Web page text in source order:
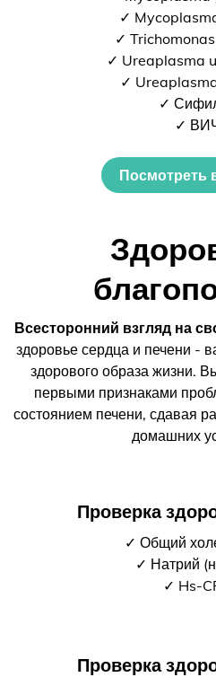
✓
✓
✓ Ureaplasma
✓
✓
✓
Посмотреть
Всесторонний взгляд на
здоровье сердца и печени -
здорового образа жизни.
первыми признаками
состоянием печени, сдавая
домашних
Проверка
✓ Общий
✓ Натрий
✓ Hs-
Проверка